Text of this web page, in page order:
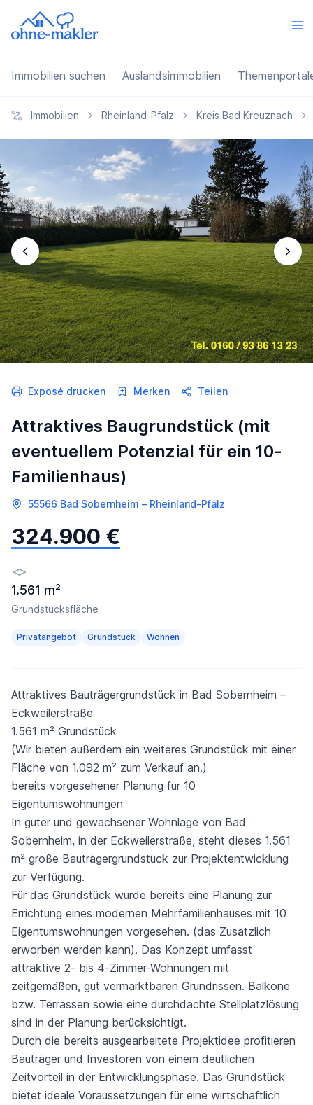
Immobilien suchen Auslandsimmobilien
Immobilien Rheinland-Pfalz Kreis Bad Kreuznach
Exposé drucken Merken Teilen
Attraktives Baugrundstück (mit
eventuellem Potenzial für ein 10-
Familienhaus)
55566 Bad Sobernheim – Rheinland-Pfalz
324.900 €
1.561 m²
Grundstücksfläche
Privatangebot Grundstück Wohnen
Attraktives Bauträgergrundstück in Bad Sobernheim –
Eckweilerstraße
1.561 m² Grundstück
(Wir bieten außerdem ein weiteres Grundstück mit einer
Fläche von 1.092 m² zum Verkauf an.)
bereits vorgesehener Planung für 10
Eigentumswohnungen
In guter und gewachsener Wohnlage von Bad
Sobernheim, in der Eckweilerstraße, steht dieses 1.561
m² große Bauträgergrundstück zur Projektentwicklung
zur Verfügung.
Für das Grundstück wurde bereits eine Planung zur
Errichtung eines modernen Mehrfamilienhauses mit 10
Eigentumswohnungen vorgesehen. (das Zusätzlich
erworben werden kann). Das Konzept umfasst
attraktive 2- bis 4-Zimmer-Wohnungen mit
zeitgemäßen, gut vermarktbaren Grundrissen. Balkone
bzw. Terrassen sowie eine durchdachte Stellplatzlösung
sind in der Planung berücksichtigt.
Durch die bereits ausgearbeitete Projektidee profitieren
Bauträger und Investoren von einem deutlichen
Zeitvorteil in der Entwicklungsphase. Das Grundstück
bietet ideale Voraussetzungen für eine wirtschaftlich